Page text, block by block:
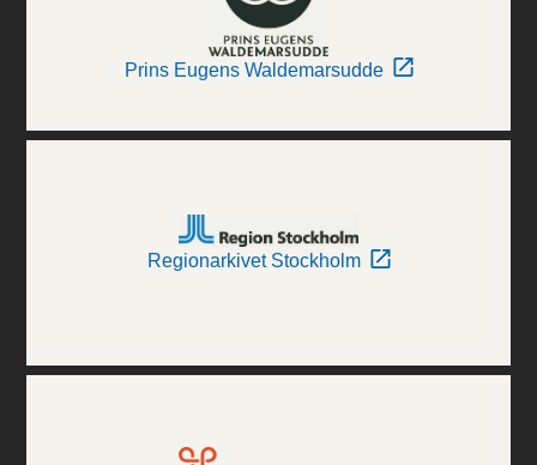
Prins Eugens Waldemarsudde
Regionarkivet Stockholm